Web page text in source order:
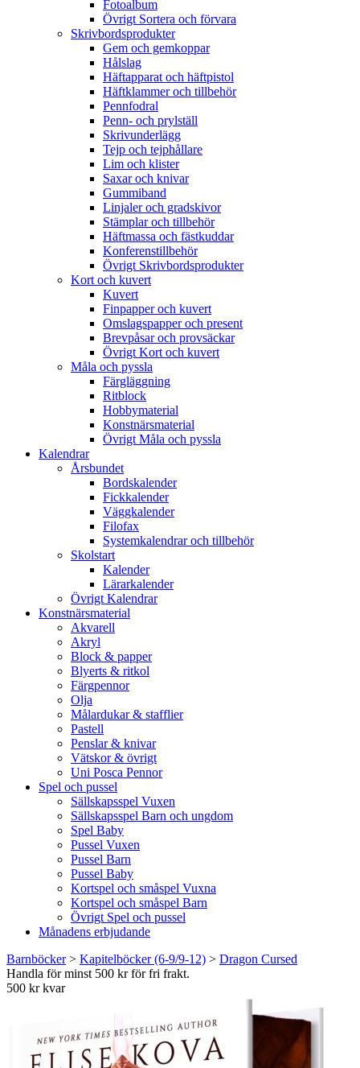
Fotoalbum
Övrigt Sortera och förvara
Skrivbordsprodukter
Gem och gemkoppar
Hålslag
Häftapparat och häftpistol
Häftklammer och tillbehör
Pennfodral
Penn- och prylställ
Skrivunderlägg
Tejp och tejphållare
Lim och klister
Saxar och knivar
Gummiband
Linjaler och gradskivor
Stämplar och tillbehör
Häftmassa och fästkuddar
Konferenstillbehör
Övrigt Skrivbordsprodukter
Kort och kuvert
Kuvert
Finpapper och kuvert
Omslagspapper och present
Brevpåsar och provsäckar
Övrigt Kort och kuvert
Måla och pyssla
Färgläggning
Ritblock
Hobbymaterial
Konstnärsmaterial
Övrigt Måla och pyssla
Kalendrar
Årsbundet
Bordskalender
Fickkalender
Väggkalender
Filofax
Systemkalendrar och tillbehör
Skolstart
Kalender
Lärarkalender
Övrigt Kalendrar
Konstnärsmaterial
Akvarell
Akryl
Block & papper
Blyerts & ritkol
Färgpennor
Olja
Målardukar & stafflier
Pastell
Penslar & knivar
Vätskor & övrigt
Uni Posca Pennor
Spel och pussel
Sällskapsspel Vuxen
Sällskapsspel Barn och ungdom
Spel Baby
Pussel Vuxen
Pussel Barn
Pussel Baby
Kortspel och småspel Vuxna
Kortspel och småspel Barn
Övrigt Spel och pussel
Månadens erbjudande
Barnböcker> Kapitelböcker (6-9/9-12) > Dragon Cursed
Handla för minst 500 kr för fri frakt.
500 kr kvar